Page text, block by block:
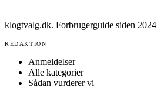
klogtvalg.dk. Forbrugerguide siden 2024
REDAKTION
Anmeldelser
Alle kategorier
Sådan vurderer vi